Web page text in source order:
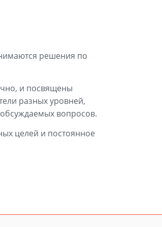
решения по
и посвящены
разных уровней,
вопросов.
целей и постоянное